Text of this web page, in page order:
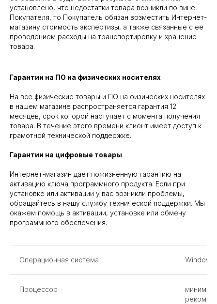
установлено, что недостатки товара возникли по вине
Покупателя, то Покупатель обязан возместить Интернет-
магазину стоимость экспертизы, а также связанные с ее
проведением расходы на транспортировку и хранение
товара.
Гарантии на ПО на физических носителях
На все физические товары и ПО на физических носителях
в нашем магазине распространяется гарантия 12
месяцев, срок которой наступает с момента получения
товара. В течение этого времени клиент имеет доступ к
грамотной технической поддержке.
Гарантии на цифровые товары
Интернет-магазин дает пожизненную гарантию на
активацию ключа программного продукта. Если при
установке или активации у вас возникли проблемы,
обращайтесь в нашу службу технической поддержки. Мы
окажем помощь в активации, установке или обмену
программного обеспечения.
Операционная система
Процессор